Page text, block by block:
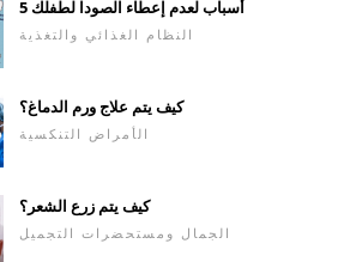
5 أسباب لعدم إعطاء الصودا لطفلك
النظام الغذائي والتغذية
كيف يتم علاج ورم الدماغ؟
الأمراض التنكسية
كيف يتم زرع الشعر؟
الجمال ومستحضرات التجميل